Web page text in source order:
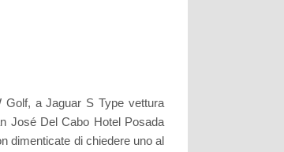
Golf, a Jaguar S Type vettura
José Del Cabo Hotel Posada
dimenticate di chiedere uno al